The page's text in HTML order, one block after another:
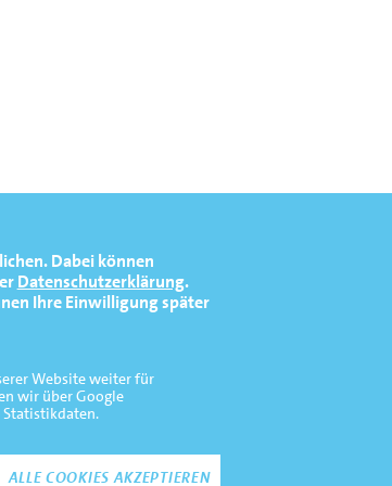
Dabei können
Datenschutzerklärung.
Ihre Einwilligung später
Website weiter für
wir über Google
ALLE COOKIES AKZEPTIEREN